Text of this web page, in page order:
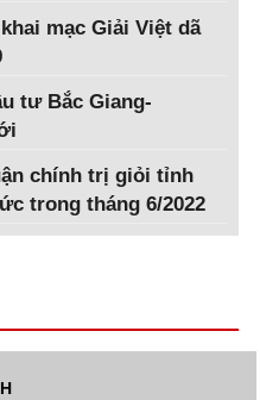
mạc Giải Việt dã
tư Bắc Giang-
chính trị giỏi tỉnh
trong tháng 6/2022